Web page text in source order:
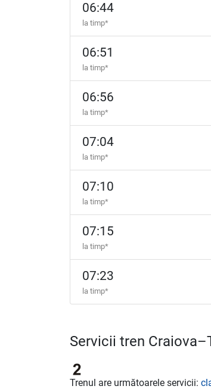
06:44
la timp*
06:51
la timp*
06:56
la timp*
07:04
la timp*
07:10
la timp*
07:15
la timp*
07:23
la timp*
Servicii tren
Trenul are următoarele servicii: